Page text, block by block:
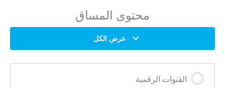
محتوى المساق
عرض الكل
القنوات الرقمية